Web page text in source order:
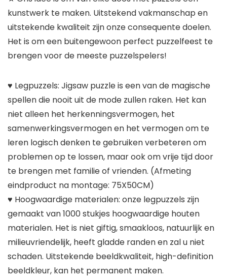
kunstwerk te maken. Uitstekend vakmanschap en
uitstekende kwaliteit zijn onze consequente doelen.
Het is om een ​​buitengewoon perfect puzzelfeest te
brengen voor de meeste puzzelspelers!
♥ Legpuzzels: Jigsaw puzzle is een van de magische
spellen die nooit uit de mode zullen raken. Het kan
niet alleen het herkenningsvermogen, het
samenwerkingsvermogen en het vermogen om te
leren logisch denken te gebruiken verbeteren om
problemen op te lossen, maar ook om vrije tijd door
te brengen met familie of vrienden. (Afmeting
eindproduct na montage: 75X50CM)
♥ Hoogwaardige materialen: onze legpuzzels zijn
gemaakt van 1000 stukjes hoogwaardige houten
materialen. Het is niet giftig, smaakloos, natuurlijk en
milieuvriendelijk, heeft gladde randen en zal u niet
schaden. Uitstekende beeldkwaliteit, high-definition
beeldkleur, kan het permanent maken.